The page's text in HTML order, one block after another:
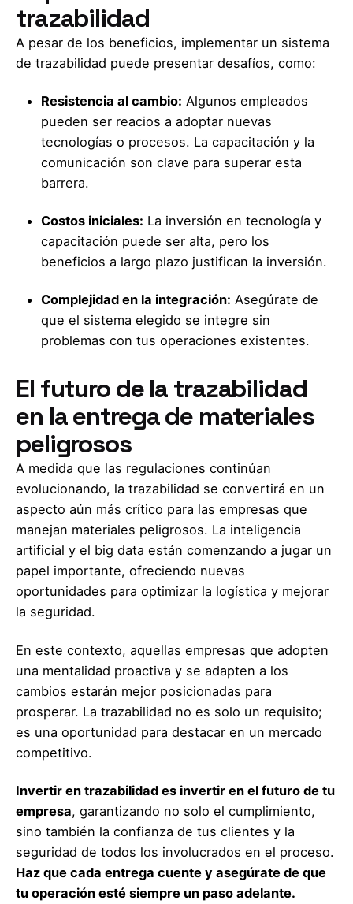
trazabilidad
A pesar de los beneficios, implementar un sistema
de trazabilidad puede presentar desafíos, como:
Resistencia al cambio: Algunos empleados
pueden ser reacios a adoptar nuevas
tecnologías o procesos. La capacitación y la
comunicación son clave para superar esta
barrera.
Costos iniciales: La inversión en tecnología y
capacitación puede ser alta, pero los
beneficios a largo plazo justifican la inversión.
Complejidad en la integración: Asegúrate de
que el sistema elegido se integre sin
problemas con tus operaciones existentes.
El futuro de la trazabilidad
en la entrega de materiales
peligrosos
A medida que las regulaciones continúan
evolucionando, la trazabilidad se convertirá en un
aspecto aún más crítico para las empresas que
manejan materiales peligrosos. La inteligencia
artificial y el big data están comenzando a jugar un
papel importante, ofreciendo nuevas
oportunidades para optimizar la logística y mejorar
la seguridad.
En este contexto, aquellas empresas que adopten
una mentalidad proactiva y se adapten a los
cambios estarán mejor posicionadas para
prosperar. La trazabilidad no es solo un requisito;
es una oportunidad para destacar en un mercado
competitivo.
Invertir en trazabilidad es invertir en el futuro de tu
empresa, garantizando no solo el cumplimiento,
sino también la confianza de tus clientes y la
seguridad de todos los involucrados en el proceso.
Haz que cada entrega cuente y asegúrate de que
tu operación esté siempre un paso adelante.